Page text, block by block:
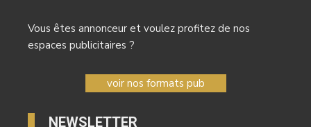
Vous êtes annonceur et voulez profitez de nos
espaces publicitaires ?
voir nos formats pub
NEWSLETTER